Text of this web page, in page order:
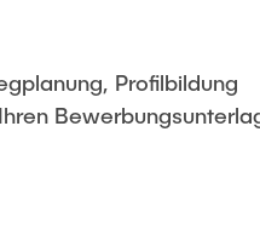
Profilbildung